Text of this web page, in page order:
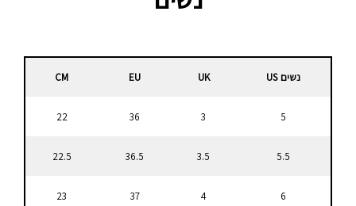
נשים US UK
EU
CM
5
3
36
22
5.5
3.5
36.5
22.5
6
4
37
23